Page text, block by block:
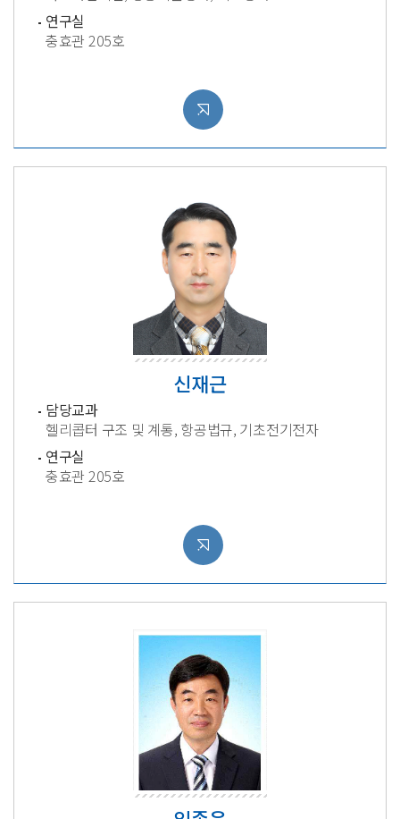
연구실
충효관 205호
신재근
담당교과
헬리콥터 구조 및 계통, 항공법규, 기초전기전자
연구실
충효관 205호